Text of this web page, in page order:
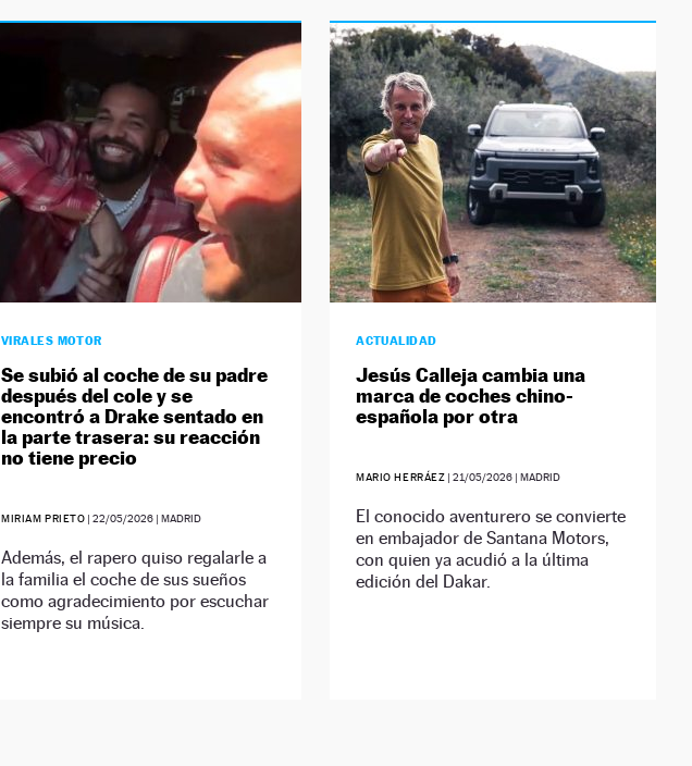
VIRALES MOTOR
Se subió al coche de su padre
después del cole y se
encontró a Drake sentado en
la parte trasera: su reacción
no tiene precio
MIRIAM PRIETO |22/05/2026 | MADRID
Además, el rapero quiso regalarle a
la familia el coche de sus sueños
como agradecimiento por escuchar
siempre su música.
ACTUALIDAD
Jesús Calleja cambia una
marca de coches chino-
española por otra
MARIO HERRÁEZ |21/05/2026 | MADRID
El conocido aventurero se convierte
en embajador de Santana Motors,
con quien ya acudió a la última
edición del Dakar.